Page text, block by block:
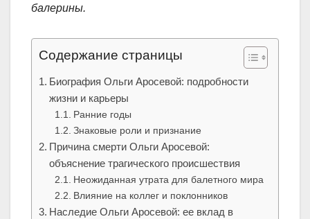
балерины.
Содержание страницы
Биография Ольги Аросевой: подробности
жизни и карьеры
Ранние годы
Знаковые роли и признание
Причина смерти Ольги Аросевой:
объяснение трагического происшествия
Неожиданная утрата для балетного мира
Влияние на коллег и поклонников
Наследие Ольги Аросевой: ее вклад в